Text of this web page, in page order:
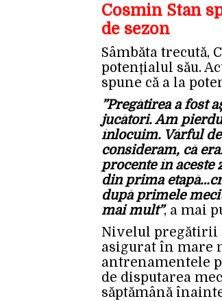
Cosmin Stan
de sezon
Sâmbăta trecută,
potențialul său.
spune că a la
”Pregătirea a fost
jucători. Am
înlocuim. Vârful
consideram, că
procente în aceste
din prima
după primele
mai mult”, a mai
Nivelul pregătirii
asigurat în mare
antrenamentele
de disputarea
săptămână